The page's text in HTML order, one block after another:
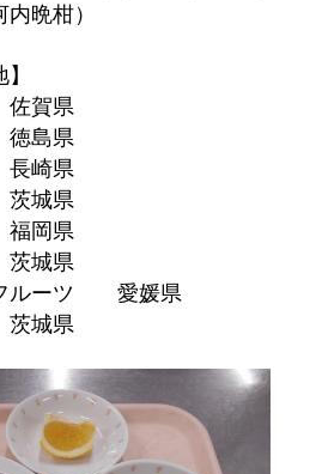
晩柑）
賀県
島県
崎県
城県
岡県
県
ルーツ 愛媛県
県